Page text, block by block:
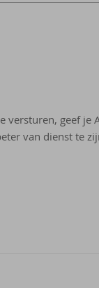
versturen, geef je
van dienst te